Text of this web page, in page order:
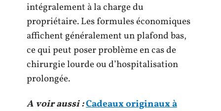
intégralement à la charge du
propriétaire. Les formules économiques
affichent généralement un plafond bas,
ce qui peut poser problème en cas de
chirurgie lourde ou d’hospitalisation
prolongée.
A voir aussi :Cadeaux originaux à